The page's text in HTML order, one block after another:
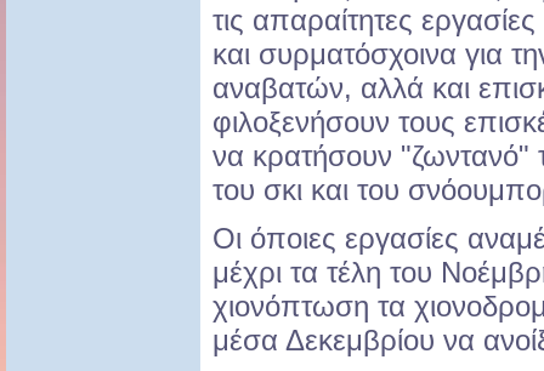
τις απαραίτητες
και συρματόσχοινα για
αναβατών, αλλά και
φιλοξενήσουν τους
να κρατήσουν "ζωντανό"
του σκι και του
Οι όποιες εργασίες
μέχρι τα τέλη του
χιονόπτωση τα
μέσα Δεκεμβρίου να